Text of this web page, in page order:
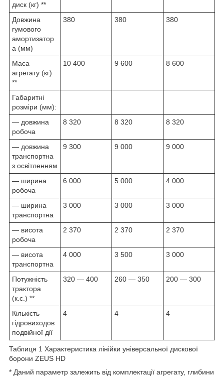
диск (кг) **
Довжина
гумового
амортизатор
а (мм)
380 380 380
Маса
агрегату (кг)
**
10 400 9 600 8 600
Габаритні
розміри (мм):
— довжина
робоча
8 320 8 320 8 320
— довжина
транспортна
з освітленням
9 300 9 000 9 000
— ширина
робоча
6 000 5 000 4 000
— ширина
транспортна
3 000 3 000 3 000
— висота
робоча
2 370 2 370 2 370
— висота
транспортна
4 000 3 500 3 000
Потужність
трактора
(к.с.) **
320 — 400 260 — 350 200 — 300
Кількість
гідровиходов
подвійної дії
4 4 4
Таблиця 1 Характеристика лінійки універсальної дискової
борони ZEUS HD
* Даний параметр залежить від комплектації агрегату, глибини